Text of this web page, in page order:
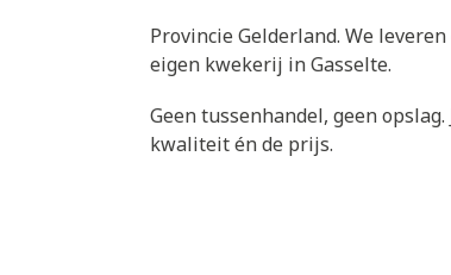
Provincie Gelderland. We
eigen kwekerij in Gasselte.
Geen tussenhandel, geen
kwaliteit én de prijs.